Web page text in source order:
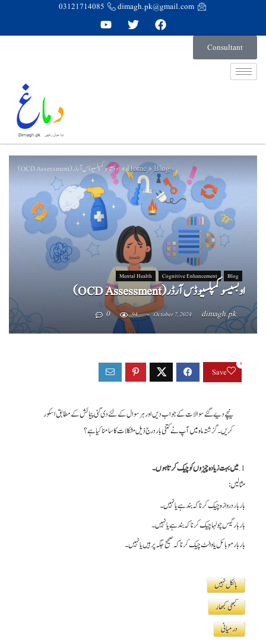
dimagh.pk@gmail.com
03121714085
Consultant
Home»Blog
»اوبسیسو کمپلسیو ڈس آرڈر (OCD Assessment)
Blog
Cognitive Enhancement
Mental Health
اوبسیسو کمپلسیو ڈس آرڈر (OCD Assessment)
dimagh.pk
October 7, 2024
94
0
Save
0
نیچے دیے گئے سوالات کے جواب دیں اور ہر سوال کے لئے دی گئی پیمائش کے مطابق اسکور
کریں۔ گزشتہ ماہ میں آپ نے کتنی بار درج ذیل مشکلات کا سامنا کیا ہے؟
1. میں بہت زیادہ چیزوں کو چیک کرتا ہوں۔
مثالیں:
بار بار دروازہ چیک کرنا کہ بند ہے یا نہیں۔
بار بار گیس چولہا چیک کرنا کہ بند ہے یا نہیں۔
بار بار موبائل یا والٹ چیک کرنا کہ صحیح جگہ پر ہیں یا نہیں۔
بالکل نہیں
کبھی کبھار
درمیانی